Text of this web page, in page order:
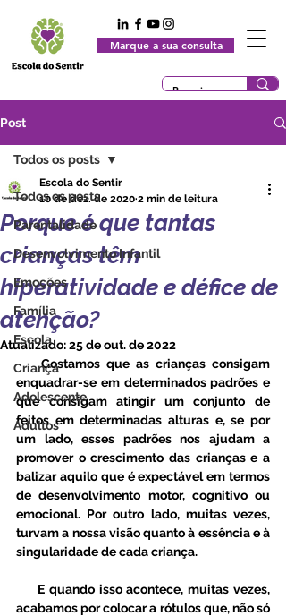
Marque a sua consulta
Post
Todos os posts
Parentalidade
Desenvolvimento Infantil
Emoções
Família
Escola
Criança
Adolescente
Adultos
Todos os posts
Porque é que tantas
crianças têm
hiperatividade e défice de
atenção?
Escola do Sentir
10 de dez. de 2020 2 min de leitura
Atualizado:25 de out. de 2022
    Gostamos que as crianças consigam
enquadrar-se em determinados padrões e
que consigam atingir um conjunto de
feitos em determinadas alturas e, se por
um lado, esses padrões nos ajudam a
promover o crescimento das crianças e a
balizar aquilo que é expectável em termos
de desenvolvimento motor, cognitivo ou
emocional. Por outro lado, muitas vezes,
turvam a nossa visão quanto à essência e à
singularidade de cada criança.
acabamos por colocar a rótulos que, não só